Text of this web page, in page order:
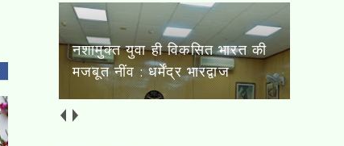
नीट-यूजी अभ्यर्थियों को सुप्रीम कोर्ट
से झटका, OMR शीट में गड़बड़ी के
आरोप वाली याचिका खारिज